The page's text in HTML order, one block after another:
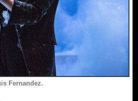
Fernandez.